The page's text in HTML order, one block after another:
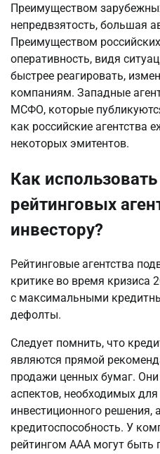
Преимуществом
непредвзятость, большая
Преимуществом российских
оперативность, видя
быстрее реагировать,
компаниям. Западные
МСФО, которые
как российские агентства
некоторых эмитентов.
Как
рейтинговых
инвестору?
Рейтинговые агентства
критике во время кризиса
с максимальными
дефолты.
Следует помнить, что
являются прямой
продажи ценных бумаг.
аспектов, необходимых
инвестиционного решения,
кредитоспособность. У
рейтингом ААA могут